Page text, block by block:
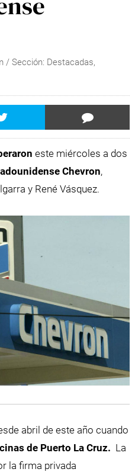
/ Sección: Destacadas,
este miércoles a dos
Chevron,
y René Vásquez.
abril de este año cuando
de Puerto La Cruz. La
la firma privada